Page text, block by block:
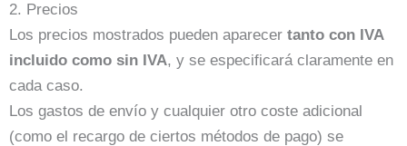
2. Precios
Los precios mostrados pueden aparecer tanto con IVA
incluido como sin IVA, y se especificará claramente en
cada caso.
Los gastos de envío y cualquier otro coste adicional
(como el recargo de ciertos métodos de pago) se